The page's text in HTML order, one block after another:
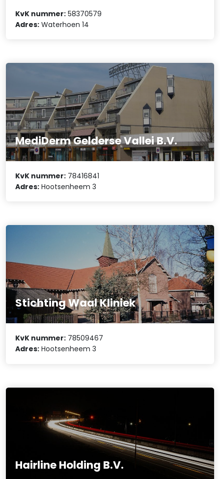
KvK nummer: 58370579
Adres: Waterhoen 14
MediDerm Gelderse Vallei B.V.
KvK nummer: 78416841
Adres: Hootsenheem 3
Stichting Waal Kliniek
KvK nummer: 78509467
Adres: Hootsenheem 3
Hairline Holding B.V.